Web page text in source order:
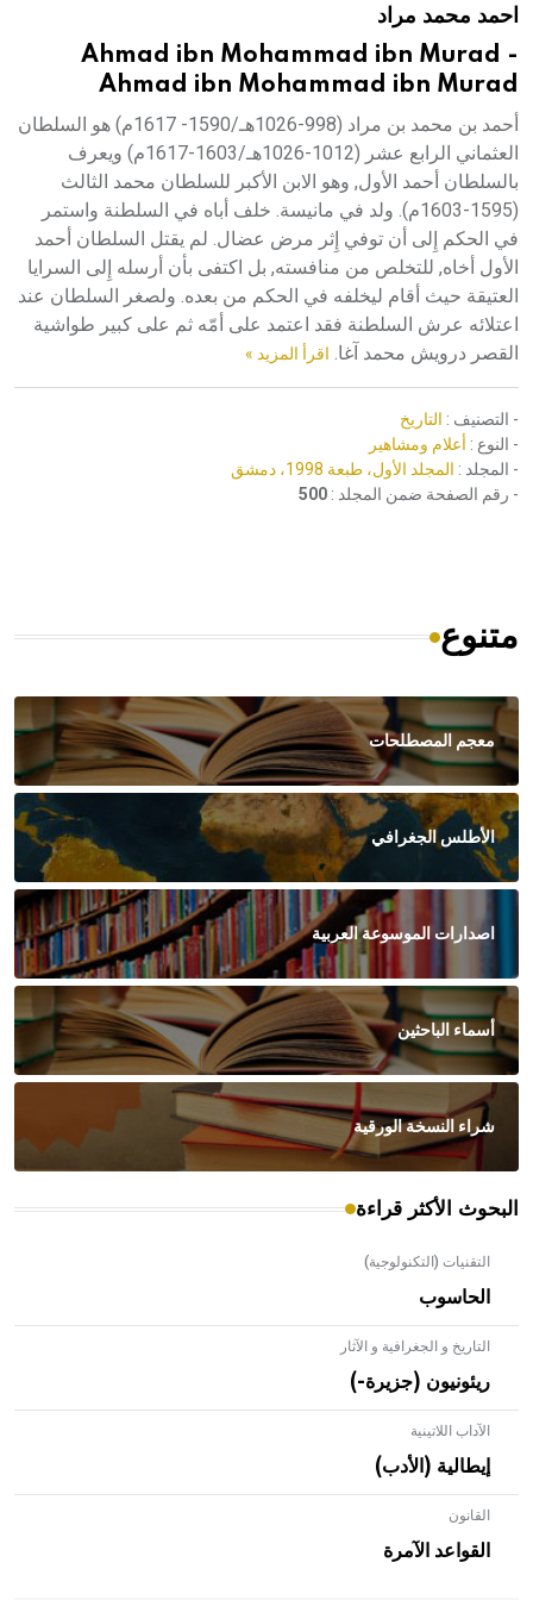
هيئة الموسوعة العربية تطلق موسوعات جديدة في عام 2026احمد محمد مراد
Ahmad ibn Mohammad ibn Murad -
Ahmad ibn Mohammad ibn Murad
أحمد بن محمد بن مراد (998-1026هـ/1590- 1617م) هو السلطان
العثماني الرابع عشر (1012-1026هـ/1603-1617م) ويعرف
بالسلطان أحمد الأول, وهو الابن الأكبر للسلطان محمد الثالث
(1595-1603م). ولد في مانيسة. خلف أباه في السلطنة واستمر
في الحكم إِلى أن توفي إِثر مرض عضال. لم يقتل السلطان أحمد
الأول أخاه, للتخلص من منافسته, بل اكتفى بأن أرسله إِلى السرايا
العتيقة حيث أقام ليخلفه في الحكم من بعده. ولصغر السلطان عند
اعتلائه عرش السلطنة فقد اعتمد على أمّه ثم على كبير طواشية
القصر درويش محمد آغا. اقرأ المزيد »
- التصنيف : التاريخ
- النوع : أعلام ومشاهير
- المجلد : المجلد الأول، طبعة 1998، دمشق
- رقم الصفحة ضمن المجلد : 500
متنوع
معجم المصطلحات
الأطلس الجغرافي
اصدارات الموسوعة العربية
أسماء الباحثين
شراء النسخة الورقية
البحوث الأكثر قراءة
التقنيات (التكنولوجية)
الحاسوب
التاريخ و الجغرافية و الآثار
ريئونيون (جزيرة-)
الآداب اللاتينية
إيطالية (الأدب)
القانون
القواعد الآمرة
- هل تعلم أن الأبلق نوع من الفنون الهندسية التي ارتبطت
بالعمارة الإسلامية في بلاد الشام ومصر خاصة، حيث يحرص
المعمار على بناء مداميكه وخاصة في الواجهات